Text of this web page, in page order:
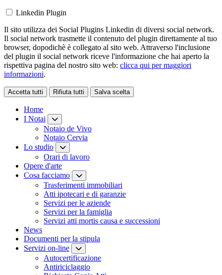
Linkedin Plugin
Il sito utilizza dei Social Plugins Linkedin di diversi social network.
Il social network trasmette il contenuto del plugin direttamente al tuo
browser, dopodichè è collegato al sito web. Attraverso l'inclusione
del plugin il social network riceve l'informazione che hai aperto la
rispettiva pagina del nostro sito web: clicca qui per maggiori
informazioni.
Accetta tutti Rifiuta tutti Salva scelta
Home
I Notai
Notaio de Vivo
Notaio Cervia
Lo studio
Orari di lavoro
Opere d'arte
Cosa facciamo
Trasferimenti immobiliari
Atti ipotecari e di garanzie
Servizi per le aziende
Servizi per la famiglia
Servizi atti mortis causa e successioni
News
Documenti per la stipula
Servizi on-line
Autocertificazione
Antiriciclaggio